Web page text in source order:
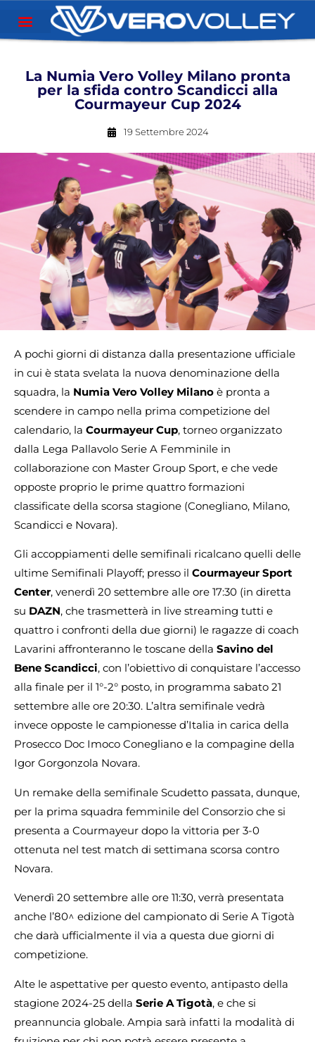
La Numia Vero Volley Milano pronta
per la sfida contro Scandicci alla
Courmayeur Cup 2024
19 Settembre 2024
A pochi giorni di distanza dalla presentazione ufficiale
in cui è stata svelata la nuova denominazione della
squadra, la Numia Vero Volley Milano è pronta a
scendere in campo nella prima competizione del
calendario, la Courmayeur Cup, torneo organizzato
dalla Lega Pallavolo Serie A Femminile in
collaborazione con Master Group Sport, e che vede
opposte proprio le prime quattro formazioni
classificate della scorsa stagione (Conegliano, Milano,
Scandicci e Novara).
Gli accoppiamenti delle semifinali ricalcano quelli delle
ultime Semifinali Playoff; presso il Courmayeur Sport
Center, venerdì 20 settembre alle ore 17:30 (in diretta
su DAZN, che trasmetterà in live streaming tutti e
quattro i confronti della due giorni) le ragazze di coach
Lavarini affronteranno le toscane della Savino del
Bene Scandicci, con l’obiettivo di conquistare l’accesso
alla finale per il 1°-2° posto, in programma sabato 21
settembre alle ore 20:30. L’altra semifinale vedrà
invece opposte le campionesse d’Italia in carica della
Prosecco Doc Imoco Conegliano e la compagine della
Igor Gorgonzola Novara.
Un remake della semifinale Scudetto passata, dunque,
per la prima squadra femminile del Consorzio che si
presenta a Courmayeur dopo la vittoria per 3-0
ottenuta nel test match di settimana scorsa contro
Novara.
Venerdì 20 settembre alle ore 11:30, verrà presentata
anche l’80^ edizione del campionato di Serie A Tigotà
che darà ufficialmente il via a questa due giorni di
competizione.
Alte le aspettative per questo evento, antipasto della
stagione 2024-25 della Serie A Tigotà, e che si
preannuncia globale. Ampia sarà infatti la modalità di